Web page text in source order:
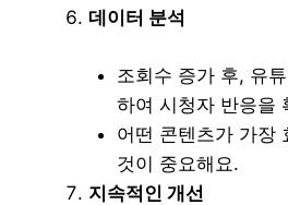
데이터 분석
조회수 증가 후, 유
하여 시청자 반응을
어떤 콘텐츠가 가장
것이 중요해요.
지속적인 개선